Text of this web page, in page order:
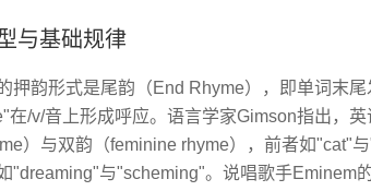
与基础规律
押韵形式是尾韵（End Rhyme），即单词末尾
在/v/音上形成呼应。语言学家Gimson指出，
）与双韵（feminine rhyme），前者如"cat"
"dreaming"与"scheming"。说唱歌手Eminem的